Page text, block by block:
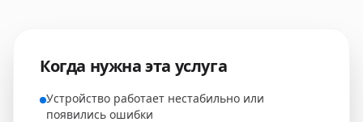
Когда нужна эта услуга
Устройство работает нестабильно или
появились ошибки